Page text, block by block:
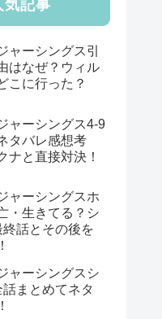
気記事
ャーシングス引
はなぜ？ウィル
こに行った？
ャーシングス4‐9
タバレ感想考
ナと直接対決！
ャーシングスホ
・生きてる？シ
話とその後を
ャーシングスシ
まとめてネタ